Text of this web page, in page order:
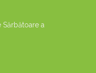
Sărbătoare a